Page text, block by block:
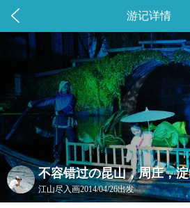
 游记详情
不容错过の昆山，周庄，
江山尽入画2014/04/26出发